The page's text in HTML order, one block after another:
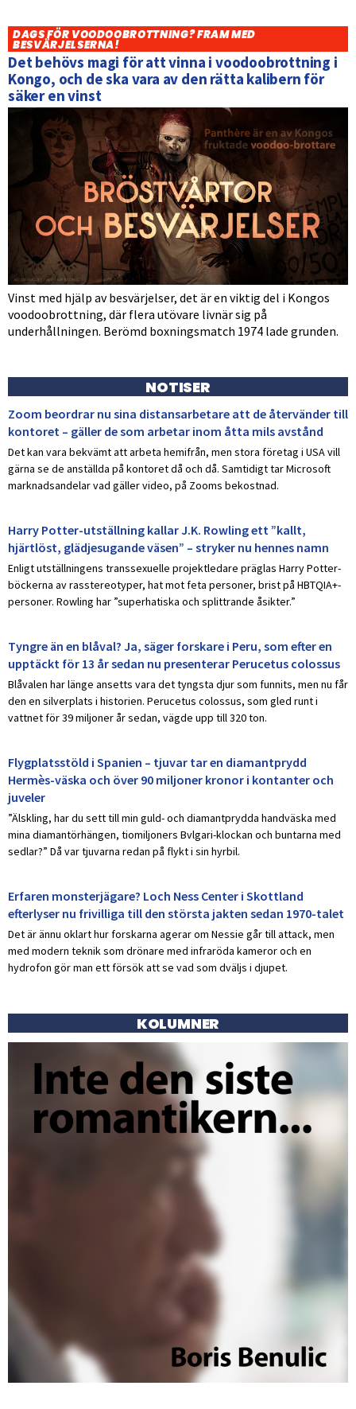
DAGS FÖR VOODOOBROTTNING? FRAM MED
BESVÄRJELSERNA!
Det behövs magi för att vinna i voodoobrottning i
Kongo, och de ska vara av den rätta kalibern för
säker en vinst
Vinst med hjälp av besvärjelser, det är en viktig del i Kongos
voodoobrottning, där flera utövare livnär sig på
underhållningen. Berömd boxningsmatch 1974 lade grunden.
NOTISER
Zoom beordrar nu sina distansarbetare att de återvänder till
kontoret – gäller de som arbetar inom åtta mils avstånd
Det kan vara bekvämt att arbeta hemifrån, men stora företag i USA vill
gärna se de anställda på kontoret då och då. Samtidigt tar Microsoft
marknadsandelar vad gäller video, på Zooms bekostnad.
Harry Potter-utställning kallar J.K. Rowling ett ”kallt,
hjärtlöst, glädjesugande väsen” – stryker nu hennes namn
Enligt utställningens transsexuelle projektledare präglas Harry Potter-
böckerna av rasstereotyper, hat mot feta personer, brist på HBTQIA+-
personer. Rowling har ”superhatiska och splittrande åsikter.”
Tyngre än en blåval? Ja, säger forskare i Peru, som efter en
upptäckt för 13 år sedan nu presenterar Perucetus colossus
Blåvalen har länge ansetts vara det tyngsta djur som funnits, men nu får
den en silverplats i historien. Perucetus colossus, som gled runt i
vattnet för 39 miljoner år sedan, vägde upp till 320 ton.
Flygplatsstöld i Spanien – tjuvar tar en diamantprydd
Hermès-väska och över 90 miljoner kronor i kontanter och
juveler
”Älskling, har du sett till min guld- och diamantprydda handväska med
mina diamantörhängen, tiomiljoners Bvlgari-klockan och buntarna med
sedlar?” Då var tjuvarna redan på flykt i sin hyrbil.
Erfaren monsterjägare? Loch Ness Center i Skottland
efterlyser nu frivilliga till den största jakten sedan 1970-talet
Det är ännu oklart hur forskarna agerar om Nessie går till attack, men
med modern teknik som drönare med infraröda kameror och en
hydrofon gör man ett försök att se vad som dväljs i djupet.
KOLUMNER